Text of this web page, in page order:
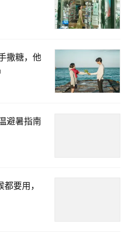
撒糖，他
避暑指南
要用，